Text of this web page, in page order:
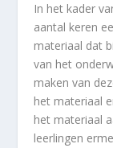
In het kader
aantal keren
materiaal dat
van het
maken van
het materiaal
het materiaal
leerlingen